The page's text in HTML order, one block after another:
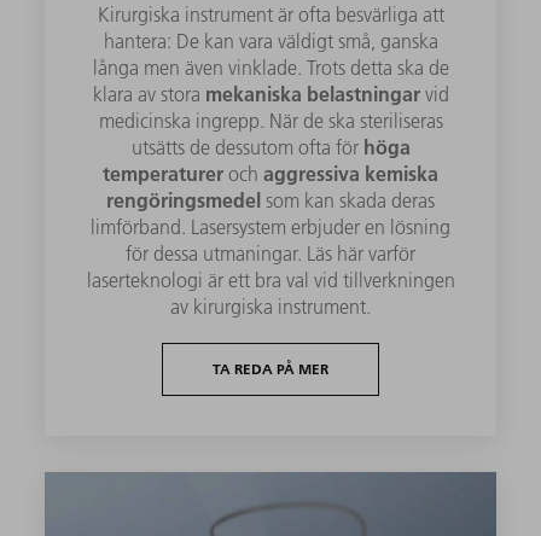
Kirurgiska instrument är ofta besvärliga att
hantera: De kan vara väldigt små, ganska
långa men även vinklade. Trots detta ska de
klara av stora mekaniska belastningarvid
medicinska ingrepp. När de ska steriliseras
utsätts de dessutom ofta för höga
temperaturer och aggressiva kemiska
rengöringsmedel som kan skada deras
limförband. Lasersystem erbjuder en lösning
för dessa utmaningar. Läs här varför
laserteknologi är ett bra val vid tillverkningen
av kirurgiska instrument.
TA REDA PÅ MER